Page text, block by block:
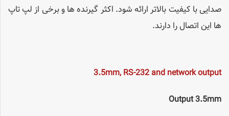
صدایی با کیفیت بالاتر ارائه شود. اکثر گیرنده ها و برخی از لپ تاپ
ها این اتصال را دارند.
3.5mm, RS-232 and network output
Output 3.5mm